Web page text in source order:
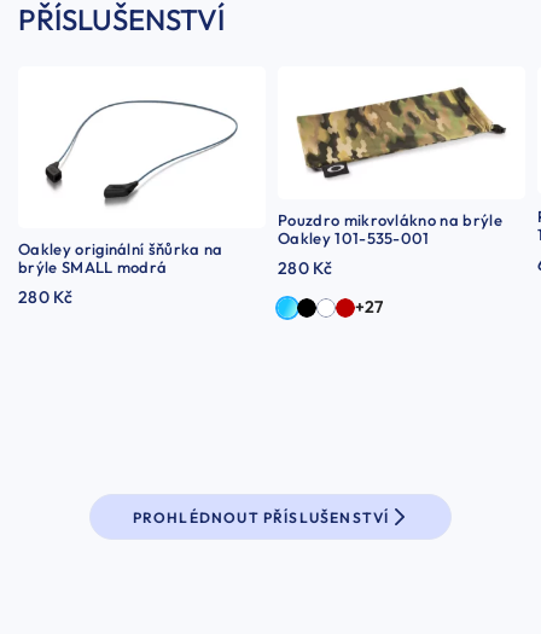
PŘÍSLUŠENSTVÍ
Oakley originální šňůrka na
brýle SMALL modrá
280 Kč
Pouzdro mikrovlákno na brýle
Oakley 101-535-001
280 Kč
+27
PROHLÉDNOUT PŘÍSLUŠENSTVÍ